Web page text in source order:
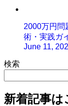
2000万円問
術・実践ガ
June 11,
検索
新着記事は